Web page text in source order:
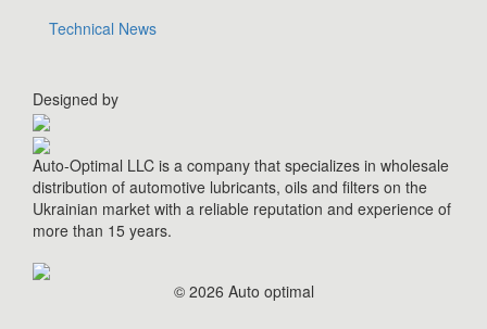
Technical News
Designed by
Auto-Optimal LLC is a company that specializes in wholesale
distribution of automotive lubricants, oils and filters on the
Ukrainian market with a reliable reputation and experience of
more than 15 years.
© 2026 Auto optimal